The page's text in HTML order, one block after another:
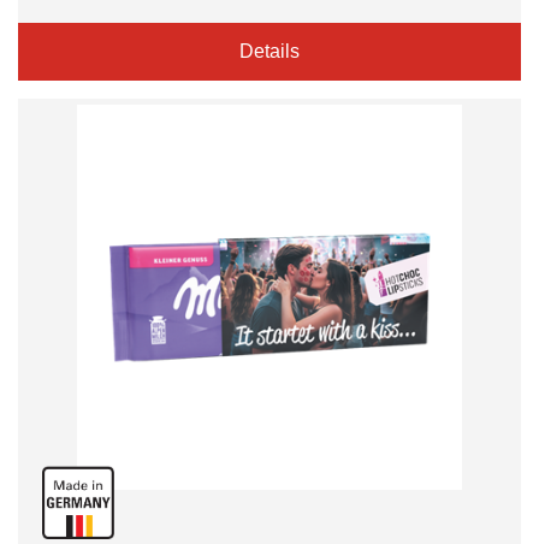
Details